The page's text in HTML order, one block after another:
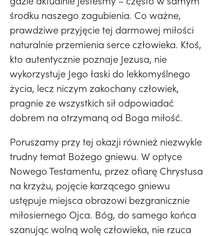
środku naszego zagubienia. Co ważne,
prawdziwe przyjęcie tej darmowej miłości
naturalnie przemienia serce człowieka. Ktoś,
kto autentycznie poznaje Jezusa, nie
wykorzystuje Jego łaski do lekkomyślnego
życia, lecz niczym zakochany człowiek,
pragnie ze wszystkich sił odpowiadać
dobrem na otrzymaną od Boga miłość.
Poruszamy przy tej okazji również niezwykle
trudny temat Bożego gniewu. W optyce
Nowego Testamentu, przez ofiarę Chrystusa
na krzyżu, pojęcie karzącego gniewu
ustępuje miejsca obrazowi bezgranicznie
miłosiernego Ojca. Bóg, do samego końca
szanując wolną wolę człowieka, nie rzuca